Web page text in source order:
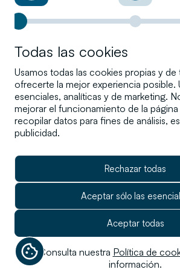
Todas las cookies
Usamos todas las cookies propias y de
ofrecerte la mejor experiencia posible.
esenciales, analíticas y de marketing.
mejorar el funcionamiento de la
recopilar datos para fines de análisis,
publicidad.
Rechazar todas
Aceptar sólo las
Aceptar todas
Consulta nuestra Política de
información.
(+34) 91 310 62 40
Gta. de Rubén Darío
Madrid
© 2025 Cartesio Inversiones,
los derechos reservados.
Nº de registro